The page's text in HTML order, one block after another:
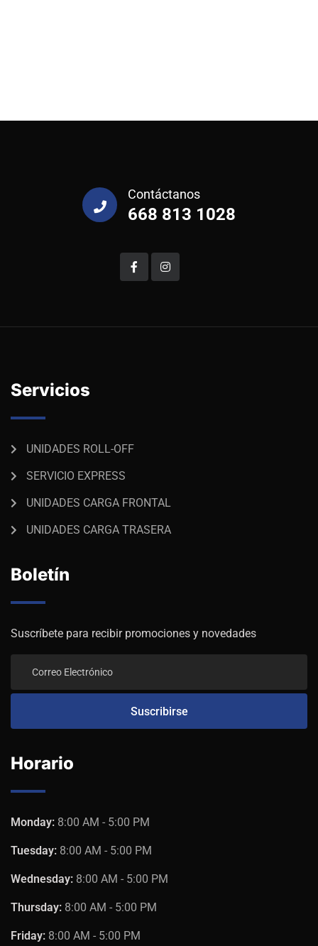
Contáctanos
668 813 1028
Servicios
UNIDADES ROLL-OFF
SERVICIO EXPRESS
UNIDADES CARGA FRONTAL
UNIDADES CARGA TRASERA
Boletín
Suscríbete para recibir promociones y novedades
Horario
Monday: 8:00 AM - 5:00 PM
Tuesday: 8:00 AM - 5:00 PM
Wednesday: 8:00 AM - 5:00 PM
Thursday: 8:00 AM - 5:00 PM
Friday: 8:00 AM - 5:00 PM